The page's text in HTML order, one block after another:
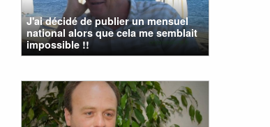
J'ai décidé de publier un mensuel
national alors que cela me semblait
impossible !!